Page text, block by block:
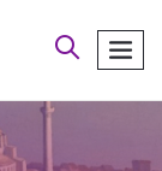
arayın